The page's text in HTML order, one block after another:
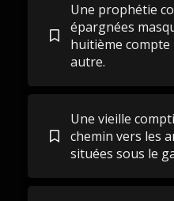
Une prophétie
épargnées
huitième
autre.
Une vieille
chemin vers les
situées sous le